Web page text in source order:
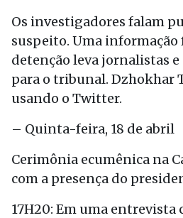
Os investigadores falam
suspeito. Uma informação
detenção leva jornalistas e
para o tribunal. Dzhokhar
usando o Twitter.
– Quinta-feira, 18 de abril
Cerimônia ecumênica na
com a presença do
17H20: Em uma entrevista